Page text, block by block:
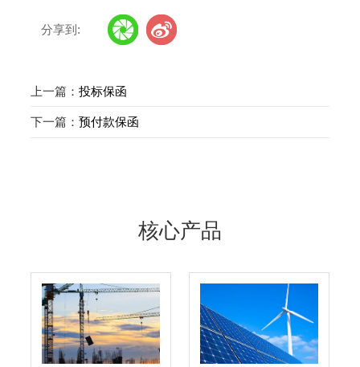
分享到:
上一篇：投标保函
下一篇：预付款保函
核心产品